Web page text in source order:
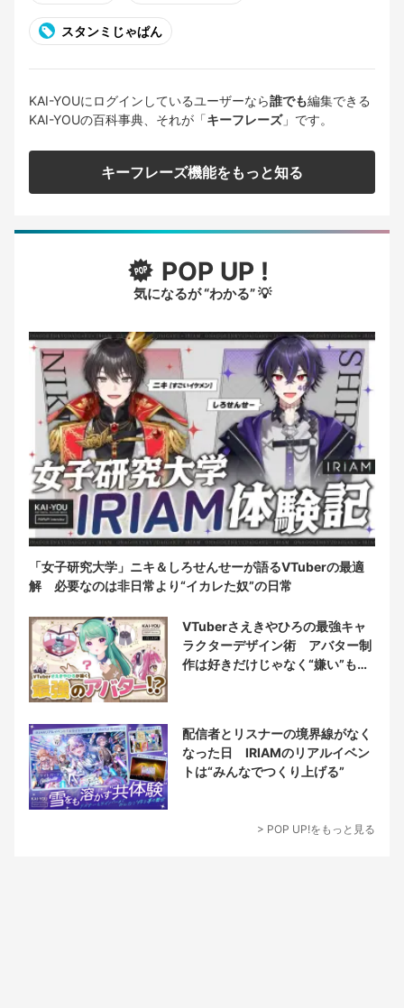
スタンミじゃぱん
KAI-YOUにログインしているユーザーなら誰でも編集できる
KAI-YOUの百科事典、それが「キーフレーズ」です。
キーフレーズ機能をもっと知る
POP UP !
気になるが “わかる” 💡
「女子研究大学」ニキ＆しろせんせーが語るVTuberの最適
解 必要なのは非日常より“イカレた奴”の日常
VTuberさえきやひろの最強キャ
ラクターデザイン術 アバター制
作は好きだけじゃなく“嫌い”もブ
配信者とリスナーの境界線がなく
なった日 IRIAMのリアルイベン
トは“みんなでつくり上げる”
> POP UP!をもっと見る